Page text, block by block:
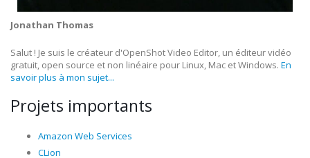
Jonathan Thomas
Salut ! Je suis le créateur d'OpenShot Video Editor, un éditeur vidéo
gratuit, open source et non linéaire pour Linux, Mac et Windows. En
savoir plus à mon sujet...
Projets importants
Amazon Web Services
CLion